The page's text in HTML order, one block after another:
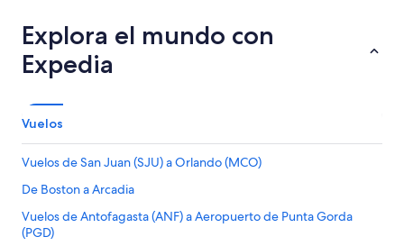
Explora el mundo con
Expedia
Vuelos
Vuelos de San Juan (SJU) a Orlando (MCO)
De Boston a Arcadia
Vuelos de Antofagasta (ANF) a Aeropuerto de Punta Gorda
(PGD)